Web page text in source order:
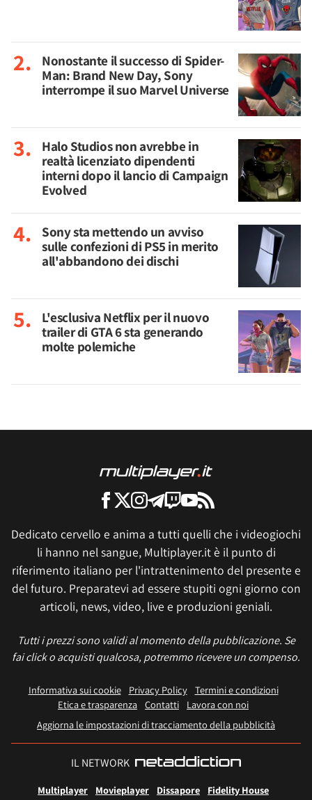
Nonostante il successo di Spider-
Man: Brand New Day, Sony
interrompe il suo Marvel Universe
Halo Studios non avrebbe in
realtà licenziato dipendenti
interni dopo il lancio di Campaign
Evolved
Sony sta mettendo un avviso
sulle confezioni di PS5 in merito
all'abbandono dei dischi
L'esclusiva Netflix per il nuovo
trailer di GTA 6 sta generando
molte polemiche
Dedicato cervello e anima a tutti quelli che i videogiochi
li hanno nel sangue, Multiplayer.it è il punto di
riferimento italiano per l'intrattenimento del presente e
del futuro. Preparatevi ad essere stupiti ogni giorno con
articoli, news, video, live e produzioni geniali.
Tutti i prezzi sono validi al momento della pubblicazione. Se
fai click o acquisti qualcosa, potremmo ricevere un compenso.
Informativa sui cookie Privacy Policy
Termini e condizioni
Etica e trasparenza Contatti
Lavora con noi
Aggiorna le impostazioni di tracciamento della pubblicità
IL NETWORK
Multiplayer Movieplayer Dissapore Fidelity House